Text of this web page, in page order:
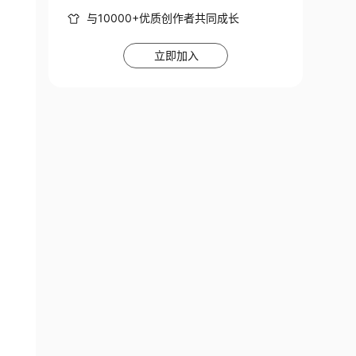
与10000+优质创作者共同成长
立即加入